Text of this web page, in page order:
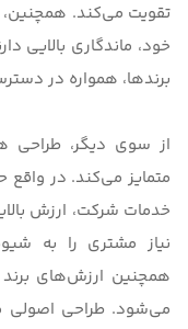
تقویت می‌کند. همچنین،
خود، ماندگاری بالایی
برندها، همواره در
از سوی دیگر، طراحی
متمایز می‌کند. در واقع
خدمات شرکت، ارزش
نیاز مشتری را به
همچنین ارزش‌های برند
می‌شود. طراحی اصولی